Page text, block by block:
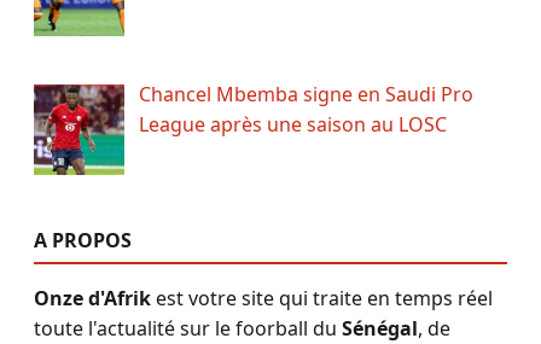
Chancel Mbemba signe en Saudi Pro
League après une saison au LOSC
A PROPOS
Onze d'Afrikest votre site qui traite en temps réel
toute l'actualité sur le foorball du Sénégal, de